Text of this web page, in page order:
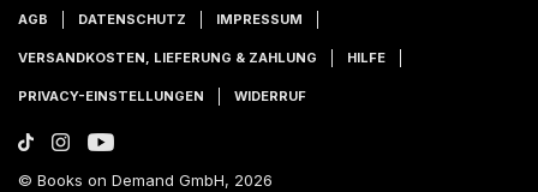
AGB DATENSCHUTZ IMPRESSUM
VERSANDKOSTEN, LIEFERUNG & ZAHLUNG HILFE
PRIVACY-EINSTELLUNGEN WIDERRUF
© Books on Demand GmbH, 2026